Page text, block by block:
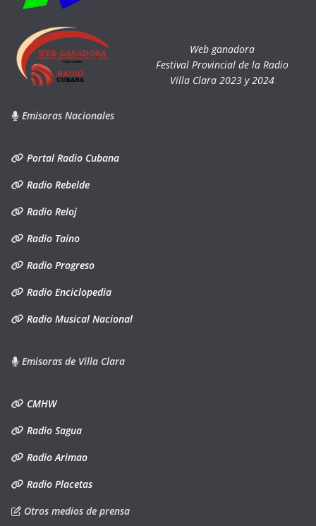
Web ganadora
Festival Provincial de la Radio
Villa Clara 2023 y 2024
Emisoras Nacionales
Portal Radio Cubana
Radio Rebelde
Radio Reloj
Radio Taíno
Radio Progreso
Radio Enciclopedia
Radio Musical Nacional
Emisoras de Villa Clara
CMHW
Radio Sagua
Radio Arimao
Radio Placetas
Otros medios de prensa